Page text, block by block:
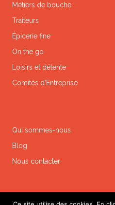
Métiers de bouche
Traiteurs
Épicerie fine
On the go
Loisirs et détente
Comités d’Entreprise
Qui sommes-nous
Blog
Nous contacter